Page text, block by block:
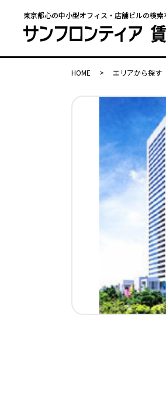
東京都心の中小型オフィス・店舗ビルの検索
HOME > エリアから探す